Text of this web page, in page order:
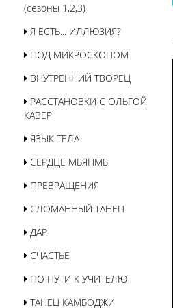
(сезоны 1,2,3)
Я ЕСТЬ... ИЛЛЮЗИЯ?
ПОД МИКРОСКОПОМ
ВНУТРЕННИЙ ТВОРЕЦ
РАССТАНОВКИ С ОЛЬГОЙ
КАВЕР
ЯЗЫК ТЕЛА
СЕРДЦЕ МЬЯНМЫ
ПРЕВРАЩЕНИЯ
СЛОМАННЫЙ ТАНЕЦ
ДАР
СЧАСТЬЕ
ПО ПУТИ К УЧИТЕЛЮ
ТАНЕЦ КАМБОДЖИ